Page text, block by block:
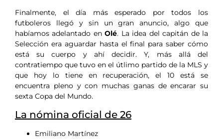
Finalmente, el día más esperado por todos los
futboleros llegó y sin un gran anuncio, algo que
habíamos adelantado enOlé. La idea del capitán de la
Selección era aguardar hasta el final para saber cómo
está su cuerpo y ahí decidir. Y, más allá del
contratiempo que tuvo en el útlimo partido de la MLS y
que hoy lo tiene en recuperación, el 10 está se
encuentra pleno y con muchas ganas de encarar su
sexta Copa del Mundo.
La nómina oficial de 26
Emiliano Martínez